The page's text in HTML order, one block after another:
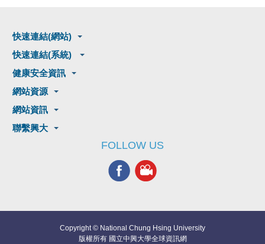
快速連結(網站)
快速連結(系統)
健康安全資訊
網站資源
網站資訊
聯繫興大
FOLLOW US
Copyright © National Chung Hsing University
版權所有 國立中興大學全球資訊網